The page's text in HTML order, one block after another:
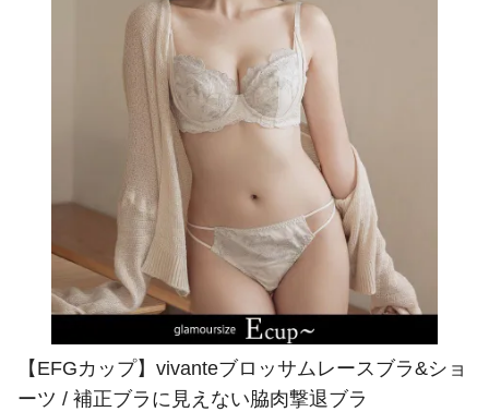
【EFGカップ】vivanteブロッサムレースブラ&ショ
ーツ / 補正ブラに見えない脇肉撃退ブラ